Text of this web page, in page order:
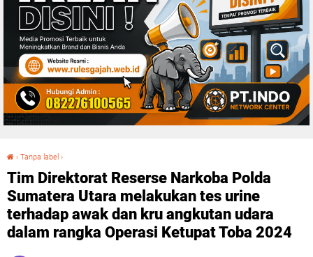
› Tanpa label ›
Tim Direktorat Reserse Narkoba Polda
Sumatera Utara melakukan tes urine
terhadap awak dan kru angkutan udara
dalam rangka Operasi Ketupat Toba 2024